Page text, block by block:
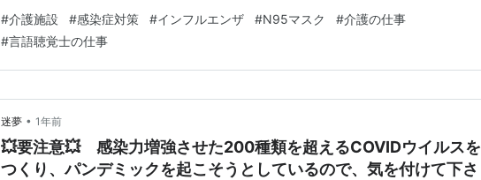
安くても１枚当たり３０円ほどと倍以上違います。 N95マスクというのは何だろうと
いうと・・・。 米国労働安全衛生研究所（N…
#介護施設 #感染症対策 #インフルエンザ #N95マスク #介護の仕事
#言語聴覚士の仕事
迷夢 • 1年前
💥要注意💥 感染力増強させた200種類を超えるCOVIDウイルスを
つくり、パンデミックを起こそうとしているので、気を付けて下さ